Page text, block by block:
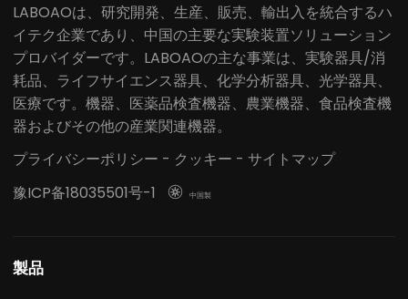
LABOAOは、研究開発、生産、販売、輸出入を統合するハ
イテク企業であり、中国の主要な実験装置ソリューション
プロバイダーです。LABOAOの主な事業は、実験器具/消
耗品、ライフサイエンス器具、化学分析器具、光学器具、
医療です。機器、医薬品検査機器、農業機器、食品検査機
器およびその他の産業関連機器。
プライバシーポリシー - クッキー - サイトマップ
豫ICP备18035501号-1
 中国製
製品